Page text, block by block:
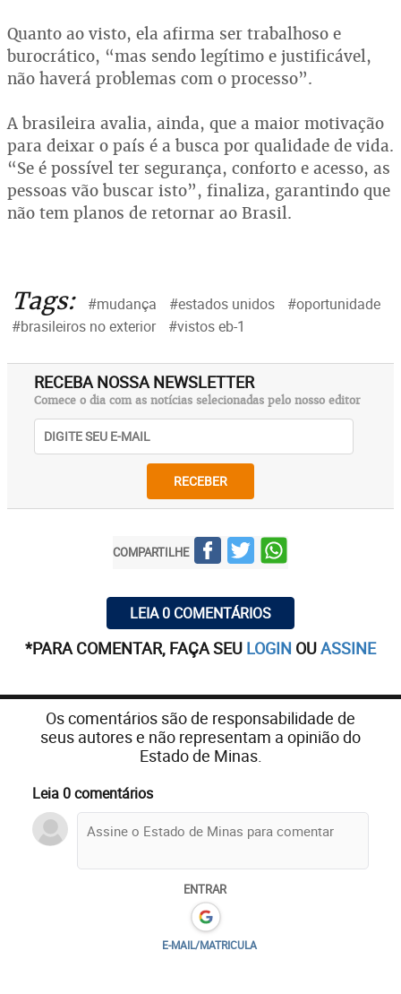
Quanto ao visto, ela afirma ser trabalhoso e
burocrático, “mas sendo legítimo e justificável,
não haverá problemas com o processo”.
A brasileira avalia, ainda, que a maior motivação
para deixar o país é a busca por qualidade de vida.
“Se é possível ter segurança, conforto e acesso, as
pessoas vão buscar isto”, finaliza, garantindo que
não tem planos de retornar ao Brasil.
Tags: #mudança #estados unidos
#oportunidade
#brasileiros no exterior
#vistos eb-1
RECEBA NOSSA NEWSLETTER
Comece o dia com as notícias selecionadas pelo nosso editor
RECEBER
COMPARTILHE
LEIA 0 COMENTÁRIOS
*PARA COMENTAR, FAÇA SEU LOGIN OUASSINE
Os comentários são de responsabilidade de
seus autores e não representam a opinião do
Estado de Minas.
Leia 0 comentários
ENTRAR
E-MAIL/MATRICULA